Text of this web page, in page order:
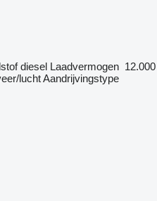
diesel Laadvermogen 12.000
luchtAandrijvingstype